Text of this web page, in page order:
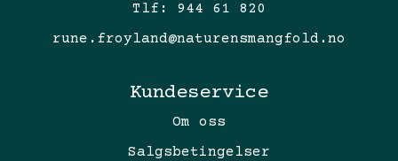
Tlf: 944 61 820
rune.froyland@naturensmangfold.no
Kundeservice
Om oss
Salgsbetingelser